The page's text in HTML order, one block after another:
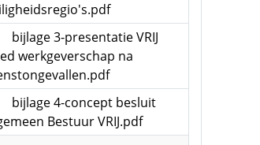
bijlage 3-presentatie VRIJ
werkgeverschap na
bijlage 4-concept besluit
Bestuur VRIJ.pdf